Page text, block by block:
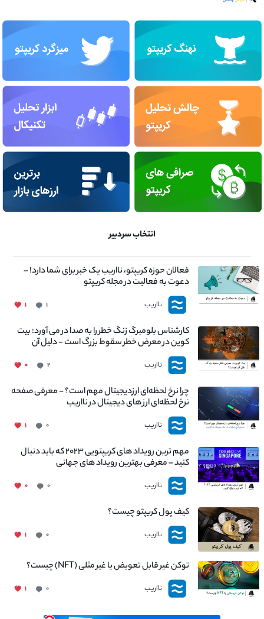
انتخاب سردبیر
فعالان حوزه کریپتو، نااریب یک خبر برای شما دارد! –
دعوت به فعالیت در مجله کریپتو
نااریب ۱ ۱
کارشناس بلومبرگ زنگ خطر را به صدا در می آورد: بیت
کوین در معرض خطر سقوط بزرگ است - دلیل آن
چیست؟
نااریب ۲ ۰
چرا نرخ لحظه‌ای ارزدیجیتال مهم است؟ - معرفی صفحه
نرخ لحظه‌ای ارز های دیجیتال در نااریب
نااریب ۰ ۱
مهم ترین رویداد های کریپتویی ۲۰۲۳ که باید دنبال
کنید – معرفی بهترین رویداد های جهانی
نااریب ۰ ۰
کیف پول کریپتو چیست؟
نااریب ۰ ۱
توکن غیر قابل تعویض یا غیر مثلی (NFT) چیست؟
نااریب ۰ ۱